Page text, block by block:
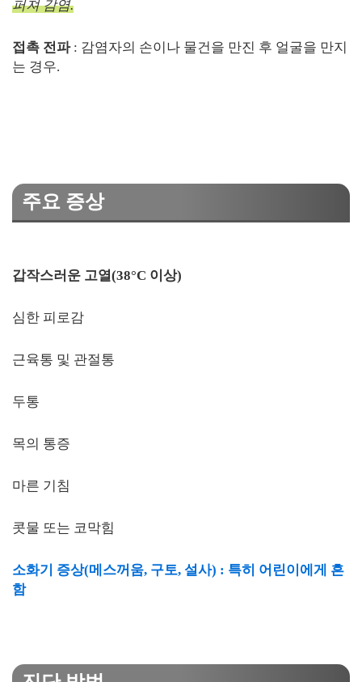
퍼져 감염.
접촉 전파 : 감염자의 손이나 물건을 만진 후 얼굴을 만지
는 경우.
주요 증상
갑작스러운 고열(38°C 이상)
심한 피로감
근육통 및 관절통
두통
목의 통증
마른 기침
콧물 또는 코막힘
소화기 증상(메스꺼움, 구토, 설사) : 특히 어린이에게 흔
함